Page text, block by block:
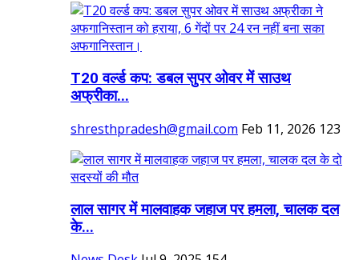
T20 वर्ल्ड कप: डबल सुपर ओवर में साउथ
अफ्रीका...
shresthpradesh@gmail.com Feb 11, 2026 123
लाल सागर में मालवाहक जहाज पर हमला, चालक दल
के...